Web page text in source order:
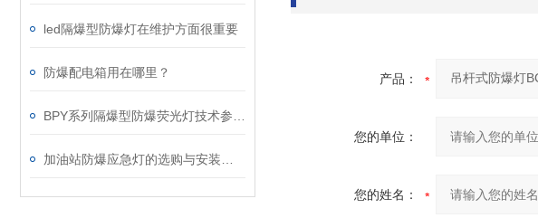
led隔爆型防爆灯在维护方面很重要
防爆配电箱用在哪里？ 产品：
您的单位：
您的姓名：